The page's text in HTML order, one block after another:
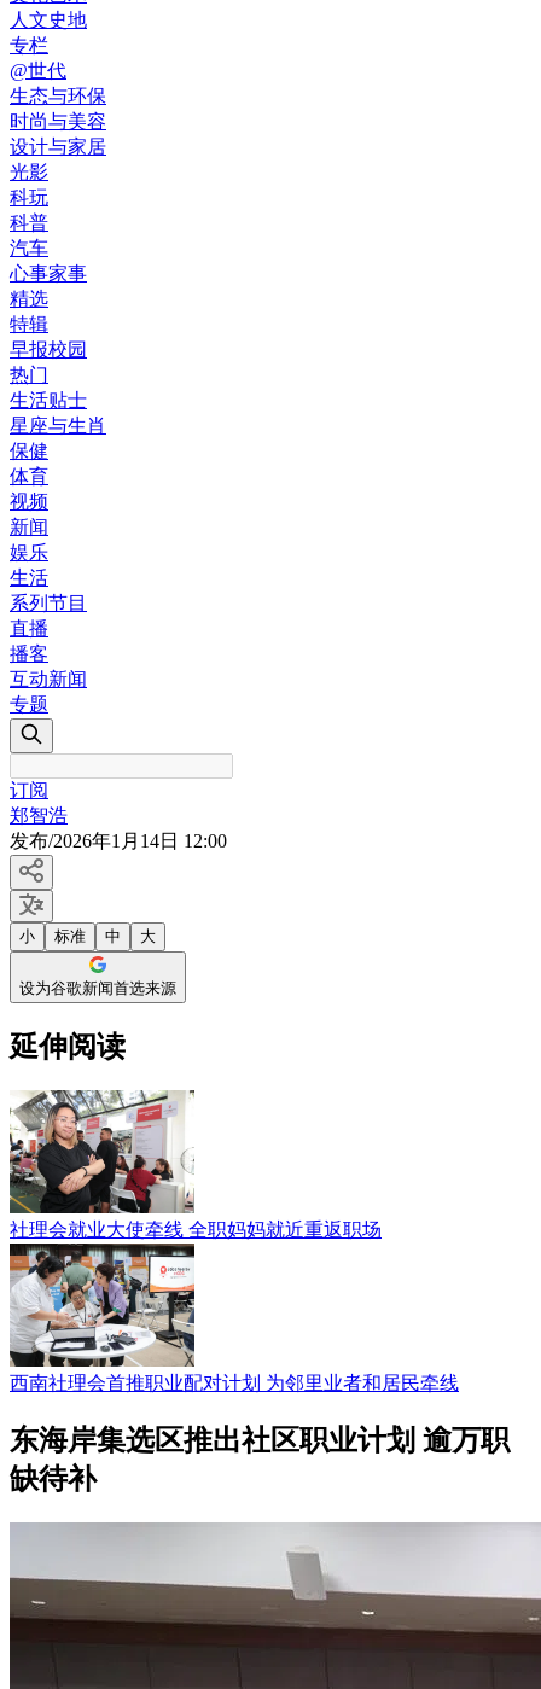
人文史地
专栏
@世代
生态与环保
时尚与美容
设计与家居
光影
科玩
科普
汽车
心事家事
精选
特辑
早报校园
热门
生活贴士
星座与生肖
保健
体育
视频
新闻
娱乐
生活
系列节目
直播
播客
互动新闻
专题
订阅
郑智浩
发布/2026年1月14日 12:00
小 标准 中 大
设为谷歌新闻首选来源
延伸阅读
社理会就业大使牵线 全职妈妈就近重返职场
西南社理会首推职业配对计划 为邻里业者和居民牵线
东海岸集选区推出社区职业计划 逾万职
缺待补